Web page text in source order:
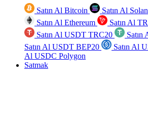
Satın Al Bitcoin Satın Al
Satın Al Ethereum
Satın Al
Satın Al USDT TRC20
Satın Al USDT BEP20
Satın Al
Al USDC Polygon
Satmak